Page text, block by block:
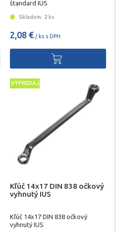
štandard IUS
Skladom: 2 ks
2,08 € / ks s DPH
VÝPREDAJ
Kľúč 14x17 DIN 838 očkový
vyhnutý IUS
Kľúč 14x17 DIN 838 očkový
vyhnutý IUS